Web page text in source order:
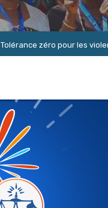
Tolérance zéro pour les